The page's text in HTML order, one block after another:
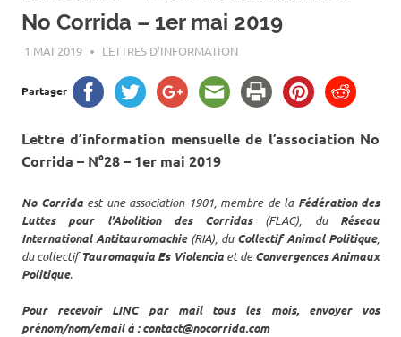
No Corrida – 1er mai 2019
1 MAI 2019 ROGER LAHANA
LETTRES D'INFORMATION
Partager
Lettre d’information mensuelle de l’association No
Corrida – N°28 – 1er mai 2019
No Corridaest une association 1901, membre de la Fédération des
Luttes pour l’Abolition des Corridas(FLAC), du Réseau
International Antitauromachie(RIA), du Collectif Animal Politique,
du collectifTauromaquia Es Violencia et deConvergences Animaux
Politique.
Pour recevoir LINC par mail tous les mois, envoyer vos
prénom/nom/email à : contact@nocorrida.com